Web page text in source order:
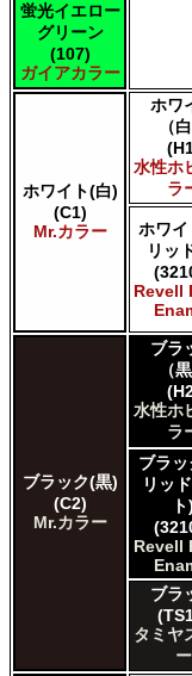
* ボックスをオン/オ
す。
Uncheck ALL
AK
AK
AK
ALCLAD II
AMMO by Mig
Acrylicos
Acrylicos
Acrylicos
Acrylicos
Acrylicos
Acrylicos
Acrylicos
Acrylicos
Citadel Colour
E7 Paints E7
HATAKA
Humbrol -
Humbrol of
Italeri Italeri
Lifecolor
Mission
Revell of
Revell of
蛍光イエロー
グリーン
(107)
ガイアカラー
ホワイト(白)
(C1)
Mr.カラー
ホワ
（白
水性ホ
ラ
ホワイ
リッ
Revell
ブラック(黒)
(C2)
Mr.カラー
ブラ
（黒
水性ホ
ラ
ブラ
リッ
ト)
Revell
ブラ
タミヤ
ー